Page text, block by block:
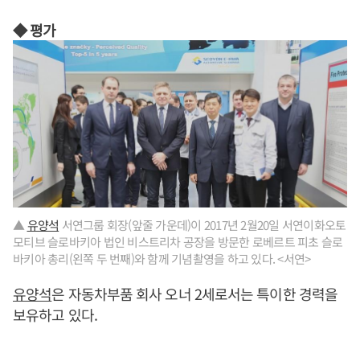
◆ 평가
▲유양석 서연그룹 회장(앞줄 가운데)이 2017년 2월20일 서연이화오토
모티브 슬로바키아 법인 비스트리차 공장을 방문한 로베르트 피초 슬로
바키아 총리(왼쪽 두 번째)와 함께 기념촬영을 하고 있다. <서연>
유양석은 자동차부품 회사 오너 2세로서는 특이한 경력을
보유하고 있다.